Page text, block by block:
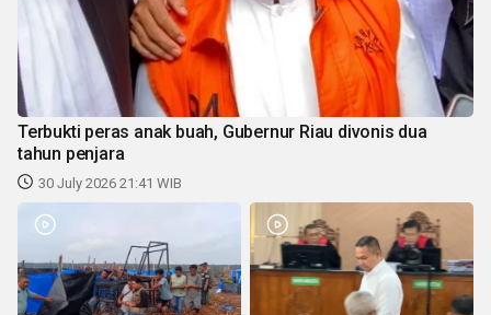
Terbukti peras anak buah, Gubernur Riau divonis dua
tahun penjara
30 July 2026 21:41 WIB